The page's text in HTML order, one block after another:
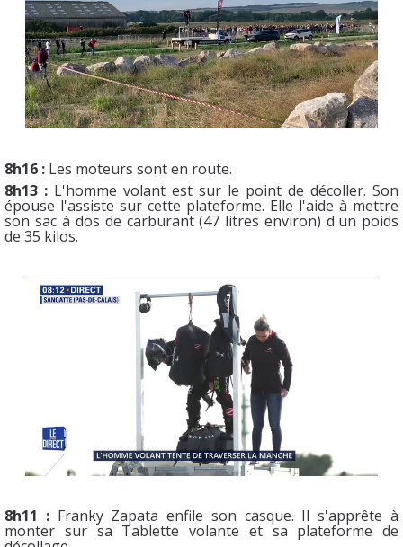
8h16 : Les moteurs sont en route.
8h13 : L'homme volant est sur le point de décoller. Son
épouse l'assiste sur cette plateforme. Elle l'aide à mettre
son sac à dos de carburant (47 litres environ) d'un poids
de 35 kilos.
8h11 :Franky Zapata enfile son casque. Il s'apprête à
monter sur sa Tablette volante et sa plateforme de